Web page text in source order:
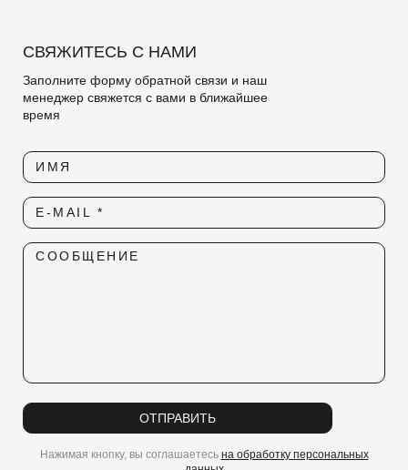
СВЯЖИТЕСЬ С НАМИ
Заполните форму обратной связи и наш
менеджер свяжется с вами в ближайшее
время
ИМЯ
СООБЩЕНИЕ
E-MAIL *
ОТПРАВИТЬ
Нажимая кнопку, вы соглашаетесь на обработку персональных